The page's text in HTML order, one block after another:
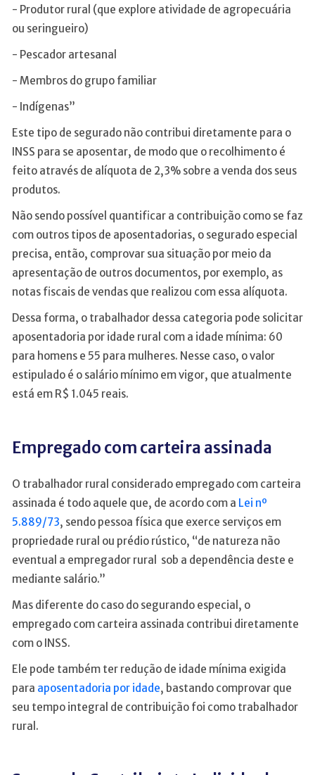
- Produtor rural (que explore atividade de agropecuária
ou seringueiro)
- Pescador artesanal
- Membros do grupo familiar
- Indígenas”
Este tipo de segurado não contribui diretamente para o
INSS para se aposentar, de modo que o recolhimento é
feito através de alíquota de 2,3% sobre a venda dos seus
produtos.
Não sendo possível quantificar a contribuição como se faz
com outros tipos de aposentadorias, o segurado especial
precisa, então, comprovar sua situação por meio da
apresentação de outros documentos, por exemplo, as
notas fiscais de vendas que realizou com essa alíquota.
Dessa forma, o trabalhador dessa categoria pode solicitar
aposentadoria por idade rural com a idade mínima: 60
para homens e 55 para mulheres. Nesse caso, o valor
estipulado é o salário mínimo em vigor, que atualmente
está em R$ 1.045 reais.
Empregado com carteira assinada
O trabalhador rural considerado empregado com carteira
assinada é todo aquele que, de acordo com a Lei nº
5.889/73, sendo pessoa física que exerce serviços em
propriedade rural ou prédio rústico, “de natureza não
eventual a empregador rural sob a dependência deste e
mediante salário.”
Mas diferente do caso do segurando especial, o
empregado com carteira assinada contribui diretamente
com o INSS.
Ele pode também ter redução de idade mínima exigida
para aposentadoria por idade, bastando comprovar que
seu tempo integral de contribuição foi como trabalhador
rural.